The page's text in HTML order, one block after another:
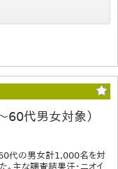
60代男女対象）
60代の男女計1,000名を対
。主な調査結果汗・ニオイ